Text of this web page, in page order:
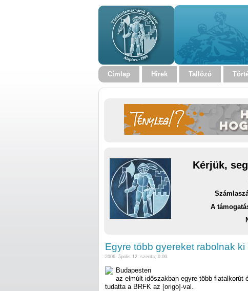
Címlap Hírek Tallózó
Kérjük,
A
Egyre több gyereket rabolnak ki
2006. április 12. szerda, 0:00
Budapesten
az elmúlt időszakban egyre több fiatalkorút
tudatta a BRFK az [origo]-val.